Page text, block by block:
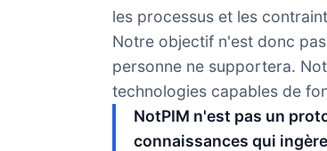
les processus et les
Notre objectif n'est donc
personne ne supportera.
technologies capables de
NotPIM n'est pas un
connaissances qui